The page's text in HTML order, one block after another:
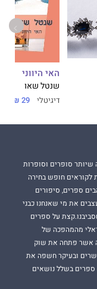
האי היווני
שנטל שאו
דיגיטלי 29 ₪
סופרים וסופרות
לקוראים חופש בחירה
ספרים, סיפורים
את מי שאנחנו כבני
על ספרים
מהמהפכה של
אשר פתחה את שוק
ובעיקר חשפה את
בשלל נושאים